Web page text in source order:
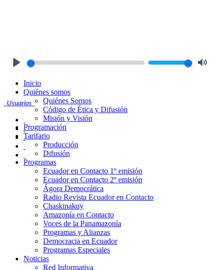
Usuarios
Inicio
Quiénes somos
Quiénes Somos
Código de Ética y Difusión
Misión y Visión
Programación
Tarifario
Producción
Difusión
Programas
Ecuador en Contacto 1º emisión
Ecuador en Contacto 2º emisión
Ágora Democrática
Radio Revista Ecuador en Contacto
Chaskinakuy
Amazonía en Contacto
Voces de la Panamazonía
Programas y Alianzas
Democracia en Ecuador
Programas Especiales
Noticias
Red Informativa